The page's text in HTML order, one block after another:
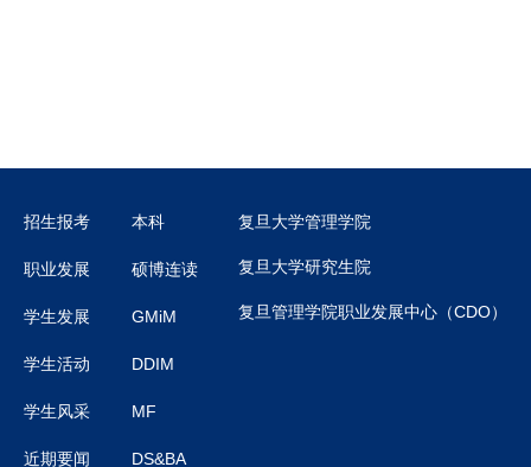
招生报考
职业发展
学生发展
学生活动
学生风采
近期要闻
本科
硕博连读
GMiM
DDIM
MF
DS&BA
复旦大学管理学院
复旦大学研究生院
复旦管理学院职业发展中心（CDO）